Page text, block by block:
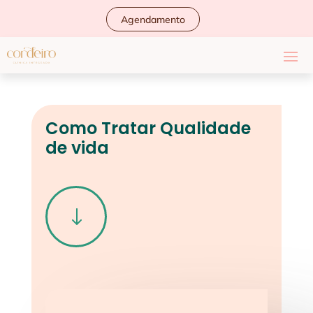
Agendamento
Como Tratar Qualidade
de vida
"